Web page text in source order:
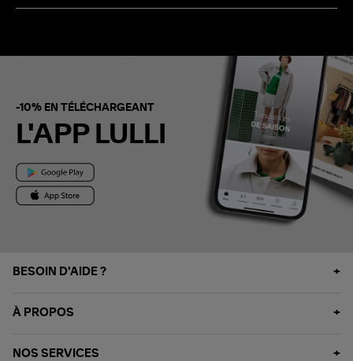
-10% EN TÉLÉCHARGEANT
L'APP LULLI
BESOIN D'AIDE ?
À PROPOS
NOS SERVICES